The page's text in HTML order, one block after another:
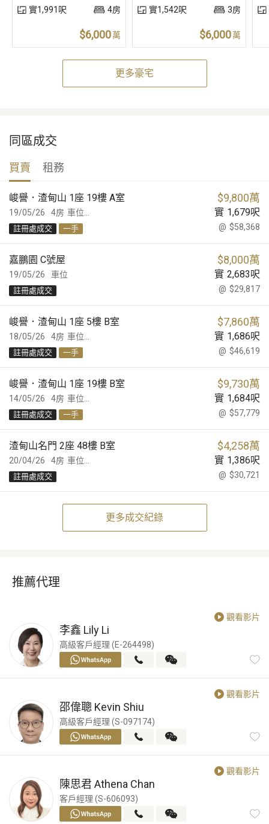
實1,991呎 4房
$6,000萬
實1,542呎 3房
$6,000萬
更多豪宅
同區成交
買賣 租務
19/05/26
峻譽．渣甸山 1座 19樓 A室 $9,800萬
車位... 實 1,679呎
4房
@ $58,368
註冊處成交 一手
19/05/26
嘉鵬園 C號屋 $8,000萬
車位 實 2,683呎
@ $29,817
註冊處成交
18/05/26
峻譽．渣甸山 1座 5樓 B室 $7,860萬
車位... 實 1,686呎
4房
@ $46,619
註冊處成交 一手
14/05/26
峻譽．渣甸山 1座 19樓 B室 $9,730萬
車位... 實 1,684呎
4房
@ $57,779
註冊處成交 一手
20/04/26
渣甸山名門 2座 48樓 B室 $4,258萬
車位... 實 1,386呎
4房
@ $30,721
註冊處成交
更多成交紀錄
推薦代理
觀看影片
李鑫 Lily Li
高級客戶經理 (E-264498)
觀看影片
邵偉聰 Kevin Shiu
高級客戶經理 (S-097174)
觀看影片
陳思君 Athena Chan
客戶經理 (S-606093)